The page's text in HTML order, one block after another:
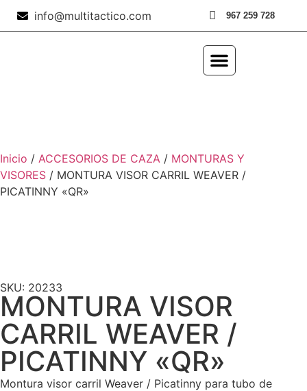
info@multitactico.com 967 259 728
Inicio / ACCESORIOS DE CAZA / MONTURAS Y
VISORES / MONTURA VISOR CARRIL WEAVER /
PICATINNY «QR»
SKU: 20233
MONTURA VISOR
CARRIL WEAVER /
PICATINNY «QR»
Montura visor carril Weaver / Picatinny para tubo de